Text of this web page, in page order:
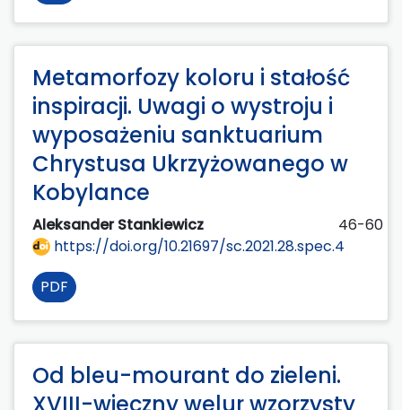
Metamorfozy koloru i stałość
inspiracji. Uwagi o wystroju i
wyposażeniu sanktuarium
Chrystusa Ukrzyżowanego w
Kobylance
Aleksander Stankiewicz
46-60
https://doi.org/10.21697/sc.2021.28.spec.4
PDF
Od bleu-mourant do zieleni.
XVIII-wieczny welur wzorzysty